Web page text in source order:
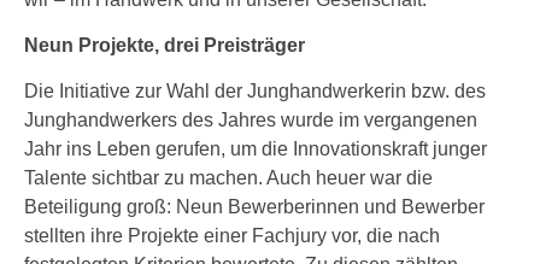
Neun Projekte, drei Preisträger
Die Initiative zur Wahl der Junghandwerkerin bzw. des
Junghandwerkers des Jahres wurde im vergangenen
Jahr ins Leben gerufen, um die Innovationskraft junger
Talente sichtbar zu machen. Auch heuer war die
Beteiligung groß: Neun Bewerberinnen und Bewerber
stellten ihre Projekte einer Fachjury vor, die nach